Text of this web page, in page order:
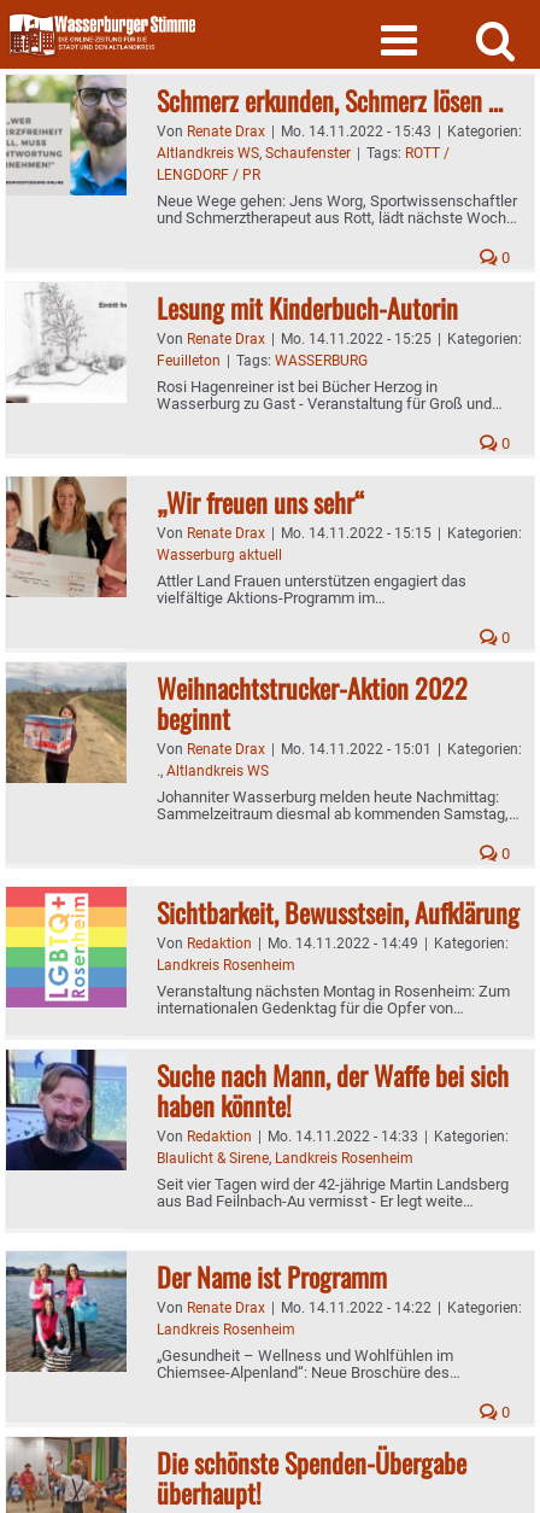
Skip
to
content
Schmerz erkunden, Schmerz lösen …
Von Renate Drax | Mo. 14.11.2022 - 15:43 | Kategorien:
Altlandkreis WS, Schaufenster | Tags: ROTT /
LENGDORF / PR
Neue Wege gehen: Jens Worg, Sportwissenschaftler
und Schmerztherapeut aus Rott, lädt nächste Woche
0
Lesung mit Kinderbuch-Autorin
Von Renate Drax | Mo. 14.11.2022 - 15:25 | Kategorien:
Feuilleton | Tags: WASSERBURG
Rosi Hagenreiner ist bei Bücher Herzog in
Wasserburg zu Gast - Veranstaltung für Groß und
0
„Wir freuen uns sehr“
Von Renate Drax | Mo. 14.11.2022 - 15:15 | Kategorien:
Wasserburg aktuell
Attler Land Frauen unterstützen engagiert das
vielfältige Aktions-Programm im
0
Weihnachtstrucker-Aktion 2022
beginnt
Von Renate Drax | Mo. 14.11.2022 - 15:01 | Kategorien:
., Altlandkreis WS
Johanniter Wasserburg melden heute Nachmittag:
Sammelzeitraum diesmal ab kommenden Samstag,
0
Sichtbarkeit, Bewusstsein, Aufklärung
Von Redaktion | Mo. 14.11.2022 - 14:49 | Kategorien:
Landkreis Rosenheim
Veranstaltung nächsten Montag in Rosenheim: Zum
internationalen Gedenktag für die Opfer von
Suche nach Mann, der Waffe bei sich
haben könnte!
Von Redaktion | Mo. 14.11.2022 - 14:33 | Kategorien:
Blaulicht & Sirene, Landkreis Rosenheim
Seit vier Tagen wird der 42-jährige Martin Landsberg
aus Bad Feilnbach-Au vermisst - Er legt weite
Der Name ist Programm
Von Renate Drax | Mo. 14.11.2022 - 14:22 | Kategorien:
Landkreis Rosenheim
„Gesundheit – Wellness und Wohlfühlen im
Chiemsee-Alpenland“: Neue Broschüre des
0
Die schönste Spenden-Übergabe
überhaupt!